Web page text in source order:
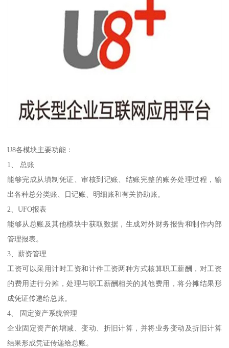
U8各模块主要功能：
1、 总账
能够完成从填制凭证、审核到记账、结账完整的账务处理过程，输
出各种总分类账、日记账、明细账和有关协助账。
2、UFO报表
能够从总账及其他模块中获取数据，生成对外财务报告和制作内部
管理报表。
3、薪资管理
工资可以采用计时工资和计件工资两种方式核算职工薪酬，对工资
的费用进行分摊，处理与职工薪酬相关的其他费用，将分摊结果形
成凭证传递给总账。
4、 固定资产系统管理
企业固定资产的增减、变动、折旧计算，并将业务变动及折旧计算
结果形成凭证传递给总账。